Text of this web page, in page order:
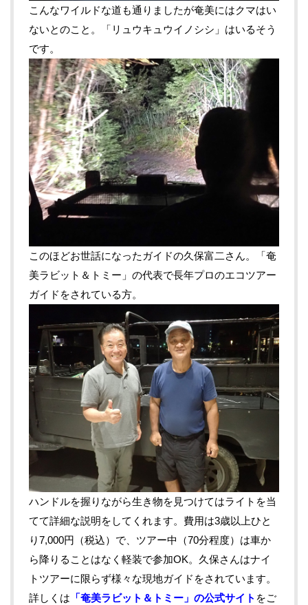
こんなワイルドな道も通りましたが奄美にはクマはい
ないとのこと。「リュウキュウイノシシ」はいるそう
です。
このほどお世話になったガイドの久保富二さん。「奄
美ラビット＆トミー」の代表で長年プロのエコツアー
ガイドをされている方。
ハンドルを握りながら生き物を見つけてはライトを当
てて詳細な説明をしてくれます。費用は3歳以上ひと
り7,000円（税込）で、ツアー中（70分程度）は車か
ら降りることはなく軽装で参加OK。久保さんはナイ
トツアーに限らず様々な現地ガイドをされています。
詳しくは 「奄美ラビット＆トミー」の公式サイト をご